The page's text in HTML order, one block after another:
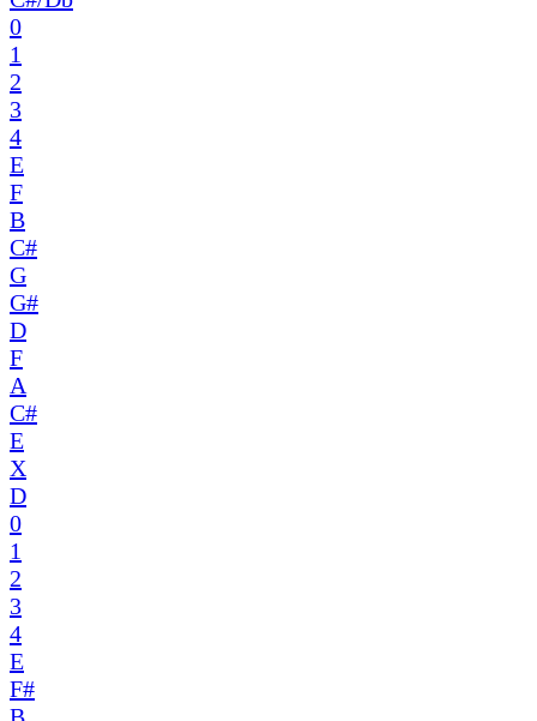
0
1
2
3
4
E
F
B
C#
G
G#
D
F
A
C#
E
X
D
0
1
2
3
4
E
F#